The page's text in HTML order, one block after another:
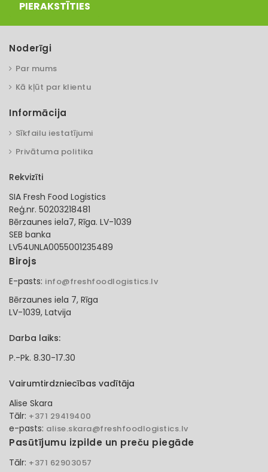
PIERAKSTĪTIES
Noderīgi
Par mums
Kā kļūt par klientu
Informācija
Sīkfailu iestatījumi
Privātuma politika
Rekvizīti
SIA Fresh Food Logistics
Reģ.nr. 50203218481
Bērzaunes iela7, Rīga. LV-1039
SEB banka
LV54UNLA0055001235489
Birojs
E-pasts: info@freshfoodlogistics.lv
Bērzaunes iela 7, Rīga
LV-1039, Latvija
Darba laiks:
P.-Pk. 8.30-17.30
Vairumtirdzniecības vadītāja
Alise Skara
Tālr: +371 29419400
e-pasts: alise.skara@freshfoodlogistics.lv
Pasūtījumu izpilde un preču piegāde
Tālr: +371 62903057